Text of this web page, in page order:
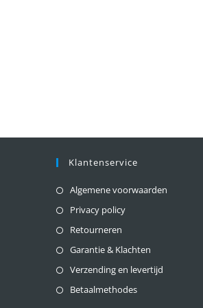
Klantenservice
Algemene voorwaarden
Privacy policy
Retourneren
Garantie & Klachten
Verzending en levertijd
Betaalmethodes